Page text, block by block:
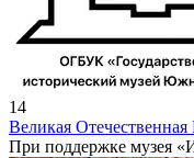
14
Великая
При поддержке музея